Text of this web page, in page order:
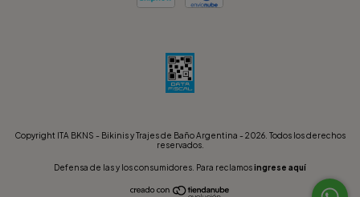
Copyright ITA BKNS - Bikinis y Trajes de Baño Argentina - 2026. Todos los derechos
reservados.
Defensa de las y los consumidores. Para reclamosingrese aquí